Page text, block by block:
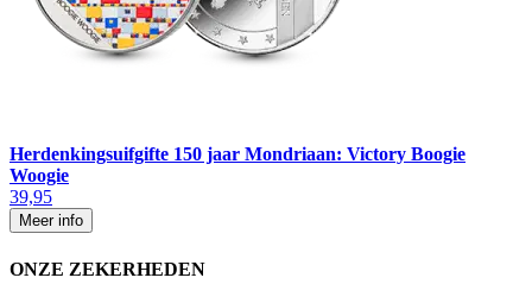
Herdenkingsuifgifte 150 jaar Mondriaan: Victory Boogie
Woogie
39,95
Meer info
ONZE ZEKERHEDEN